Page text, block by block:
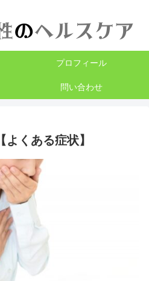
プロフィール
問い合わせ
くある症状】